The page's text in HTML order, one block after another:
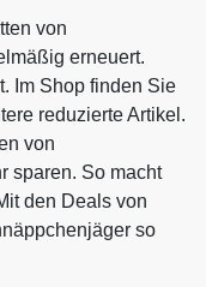
von
erneuert.
Im Shop finden Sie
reduzierte Artikel.
von
sparen. So macht
den Deals von
so